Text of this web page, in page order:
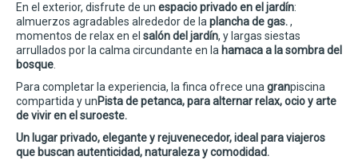
En el exterior, disfrute de un espacio privado en el jardín:
almuerzos agradables alrededor de laplancha de gas.,
momentos de relax en el salón del jardín, y largas siestas
arrullados por la calma circundante en la hamaca a la sombra del
bosque.
Para completar la experiencia, la finca ofrece unagranpiscina
compartida y unPista de petanca, para alternar relax, ocio y arte
de vivir en el suroeste.
Un lugar privado, elegante y rejuvenecedor, ideal para viajeros
que buscan autenticidad, naturaleza y comodidad.